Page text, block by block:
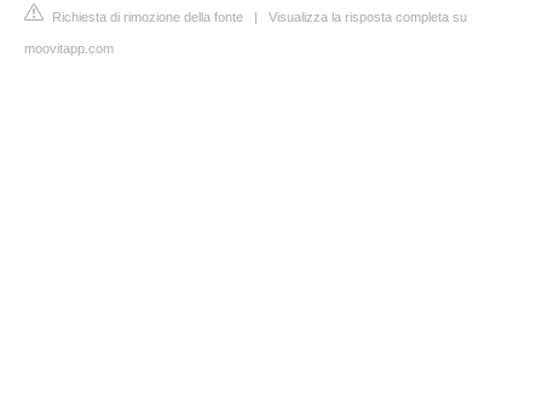
Richiesta di rimozione della fonte | Visualizza la risposta completa su
moovitapp.com